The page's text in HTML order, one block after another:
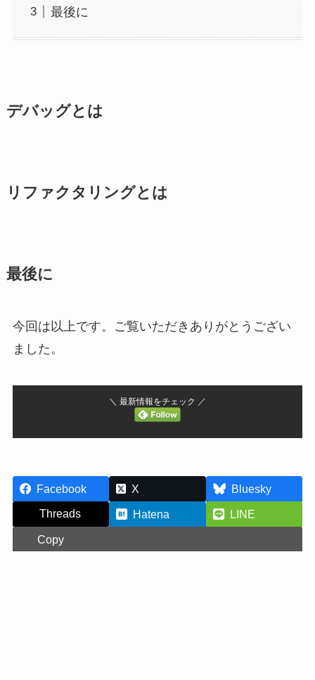
最後に
デバッグとは
リファクタリングとは
最後に
今回は以上です。ご覧いただきありがとうござい
ました。
＼ 最新情報をチェック ／
Facebook X
Bluesky
Threads
Hatena
LINE
Copy